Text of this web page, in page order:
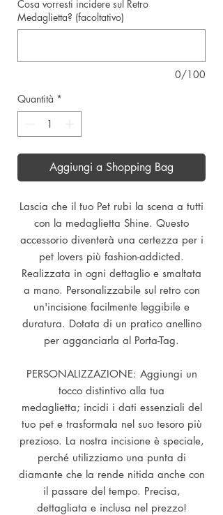
Cosa vorresti incidere sul Retro
Medaglietta? (facoltativo)
0/100
Quantità *
Aggiungi a Shopping Bag
Lascia che il tuo Pet rubi la scena a tutti
con la medaglietta Shine. Questo
accessorio diventerà una certezza per i
pet lovers più fashion-addicted.
Realizzata in ogni dettaglio e smaltata
a mano. Personalizzabile sul retro con
un'incisione facilmente leggibile e
duratura. Dotata di un pratico anellino
per agganciarla al Porta-Tag.
PERSONALIZZAZIONE: Aggiungi un
tocco distintivo alla tua
medaglietta; incidi i dati essenziali del
tuo pet e trasformala nel suo tesoro più
prezioso. La nostra incisione è speciale,
perché utilizziamo una punta di
diamante che la rende nitida anche con
il passare del tempo. Precisa,
dettagliata e inclusa nel prezzo!